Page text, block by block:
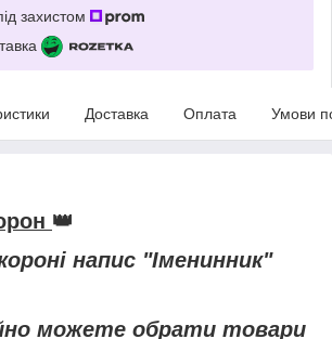
захистом
Доставка Оплата Умови
👑
напис "Іменинник"
можете обрати товари